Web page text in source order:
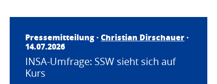
Pressemitteilung · Christian Dirschauer·
14.07.2026
INSA-Umfrage: SSW sieht sich auf
Kurs